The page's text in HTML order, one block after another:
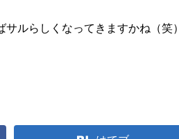
ルらしくなってきますかね（笑）